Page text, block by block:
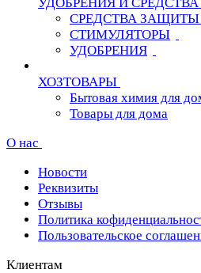
СРЕДСТВА ЗАЩИТЫ
СТИМУЛЯТОРЫ
УДОБРЕНИЯ
ХОЗТОВАРЫ
Бытовая химия для
Товары для дома
О нас
Новости
Реквизиты
Отзывы
Политика
Пользовательское
Клиентам